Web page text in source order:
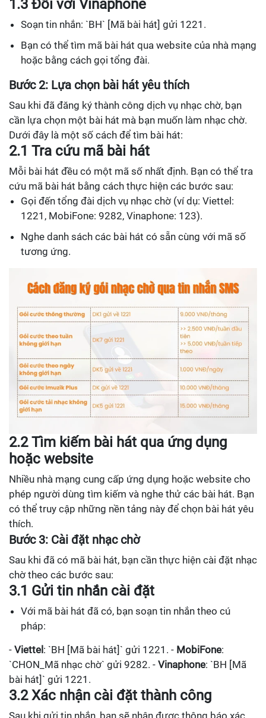
1.3 Đối với Vinaphone
Soạn tin nhắn: `BH` [Mã bài hát] gửi 1221.
Bạn có thể tìm mã bài hát qua website của nhà mạng
hoặc bằng cách gọi tổng đài.
Bước 2: Lựa chọn bài hát yêu thích
Sau khi đã đăng ký thành công dịch vụ nhạc chờ, bạn
cần lựa chọn một bài hát mà bạn muốn làm nhạc chờ.
Dưới đây là một số cách để tìm bài hát:
2.1 Tra cứu mã bài hát
Mỗi bài hát đều có một mã số nhất định. Bạn có thể tra
cứu mã bài hát bằng cách thực hiện các bước sau:
Gọi đến tổng đài dịch vụ nhạc chờ (ví dụ: Viettel:
1221, MobiFone: 9282, Vinaphone: 123).
Nghe danh sách các bài hát có sẵn cùng với mã số
tương ứng.
2.2 Tìm kiếm bài hát qua ứng dụng
hoặc website
Nhiều nhà mạng cung cấp ứng dụng hoặc website cho
phép người dùng tìm kiếm và nghe thử các bài hát. Bạn
có thể truy cập những nền tảng này để chọn bài hát yêu
thích.
Bước 3: Cài đặt nhạc chờ
Sau khi đã có mã bài hát, bạn cần thực hiện cài đặt nhạc
chờ theo các bước sau:
3.1 Gửi tin nhắn cài đặt
Với mã bài hát đã có, bạn soạn tin nhắn theo cú
pháp:
- Viettel: `BH [Mã bài hát]` gửi 1221. - MobiFone:
`CHON_Mã nhạc chờ` gửi 9282. - Vinaphone: `BH [Mã
bài hát]` gửi 1221.
3.2 Xác nhận cài đặt thành công
Sau khi gửi tin nhắn, bạn sẽ nhận được thông báo xác